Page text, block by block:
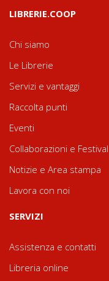
LIBRERIE.COOP
Chi siamo
Le Librerie
Servizi e vantaggi
Raccolta punti
Eventi
Collaborazioni e Festival
Notizie e Area stampa
Lavora con noi
SERVIZI
Assistenza e contatti
Libreria online